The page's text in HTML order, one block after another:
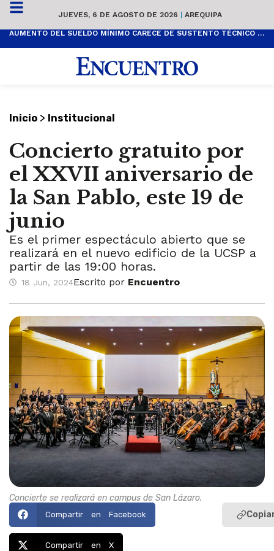
JUEVES, 6 DE AGOSTO DE 2026 | AREQUIPA
AUMENTO DEL SUELDO MÍNIMO CARECE DE SUSTENTO TÉCNICO Y ES POPULISTA
Inicio > Institucional
Concierto gratuito por
el XXVII aniversario de
la San Pablo, este 19 de
junio
Es el primer espectáculo abierto que se
realizará en el nuevo edificio de la UCSP a
partir de las 19:00 horas.
18 Jun, 2024Escrito por Encuentro
Concierte se realizará en campus de San Lázaro.
Compartir en Facebook
Compartir en X